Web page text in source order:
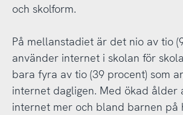
och skolform.
På mellanstadiet är det nio av tio
använder internet i skolan för
bara fyra av tio (39 procent) som
internet dagligen. Med ökad ålder
internet mer och bland barnen på